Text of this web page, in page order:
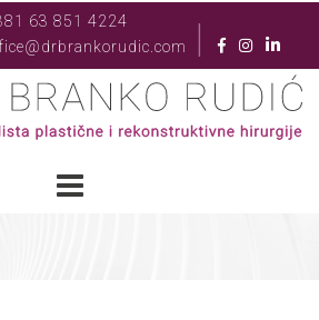
|
63 851 4224